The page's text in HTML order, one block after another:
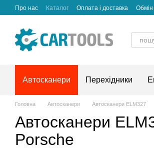
Перейти до основного контенту
Про нас Каталог Оплата і доставка
Автосканери Перехідники
Головна Автосканери Автосканери ELM327
Автосканери
Porsche